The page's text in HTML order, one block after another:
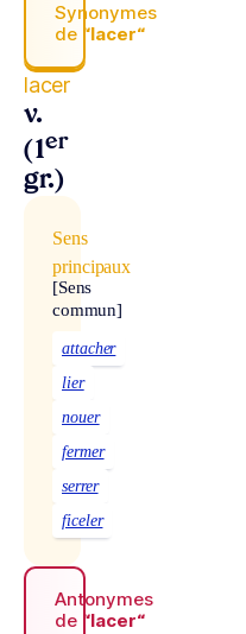
Synonymes
de “lacer“
lacer
v.
(1er
gr.)
Sens
principaux
[Sens
commun]
attacher
lier
nouer
fermer
serrer
ficeler
Antonymes
de “lacer“